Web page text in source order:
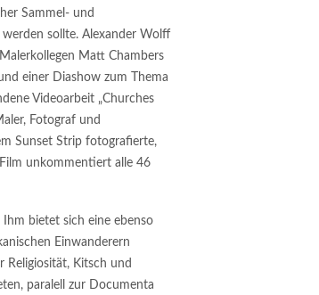
Sammel- und
sollte. Alexander Wolff
Matt Chambers
einer Diashow zum Thema
Videoarbeit „Churches
Fotograf und
Sunset Strip fotografierte,
unkommentiert alle 46
bietet sich eine ebenso
Einwanderern
Religiosität, Kitsch und
paralell zur Documenta